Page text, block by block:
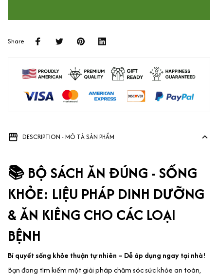
Share
DESCRIPTION - MÔ TẢ SẢN PHẨM
📚 BỘ SÁCH ĂN ĐÚNG - SỐNG
KHỎE: LIỆU PHÁP DINH DƯỠNG
& ĂN KIÊNG CHO CÁC LOẠI
BỆNH
Bí quyết sống khỏe thuận tự nhiên – Dễ áp dụng ngay tại nhà!
Bạn đang tìm kiếm một giải pháp chăm sóc sức khỏe an toàn,